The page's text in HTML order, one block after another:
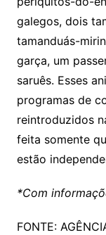
galegos, dois
tamanduás-
garça, um
saruês. Esses
programas de
reintroduzidos
feita somente
estão
*Com
FONTE: